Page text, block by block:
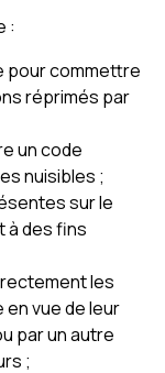
:
pour commettre
réprimés par
un code
nuisibles ;
sur le
à des fins
les
vue de leur
par un autre
;